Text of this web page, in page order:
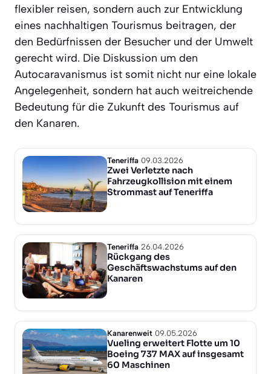
flexibler reisen, sondern auch zur Entwicklung
eines nachhaltigen Tourismus beitragen, der
den Bedürfnissen der Besucher und der Umwelt
gerecht wird. Die Diskussion um den
Autocaravanismus ist somit nicht nur eine lokale
Angelegenheit, sondern hat auch weitreichende
Bedeutung für die Zukunft des Tourismus auf
den Kanaren.
Teneriffa 09.03.2026
Zwei Verletzte nach
Fahrzeugkollision mit einem
Strommast auf Teneriffa
Teneriffa 26.04.2026
Rückgang des
Geschäftswachstums auf den
Kanaren
Kanarenweit 09.05.2026
Vueling erweitert Flotte um 10
Boeing 737 MAX auf insgesamt
60 Maschinen